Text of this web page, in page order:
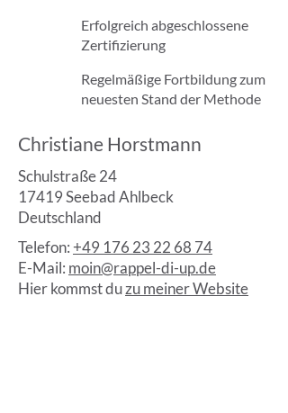
Erfolgreich abgeschlossene
Zertifizierung
Regelmäßige Fortbildung zum
neuesten Stand der Methode
Christiane Horstmann
Schulstraße 24
17419 Seebad Ahlbeck
Deutschland
Telefon:+49 176 23 22 68 74
E-Mail: moin@rappel-di-up.de
Hier kommst duzu meiner Website